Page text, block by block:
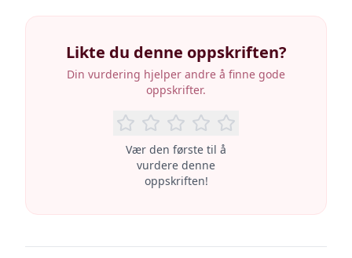
Likte du denne oppskriften?
Din vurdering hjelper andre å finne gode
oppskrifter.
Vær den første til å
vurdere denne
oppskriften!